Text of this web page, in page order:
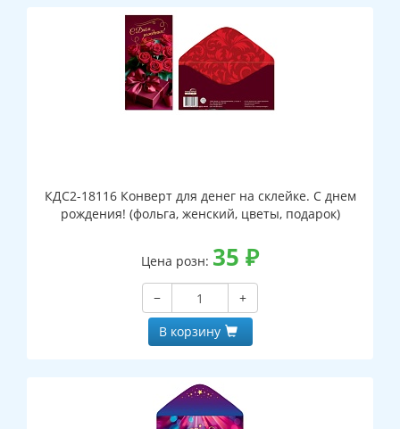
КДС2-18116 Конверт для денег на склейке. С днем
рождения! (фольга, женский, цветы, подарок)
Цена розн: 35 ₽
−
+
В корзину